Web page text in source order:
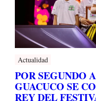
Actualidad
POR SEGUNDO
GUACUCO SE
REY DEL